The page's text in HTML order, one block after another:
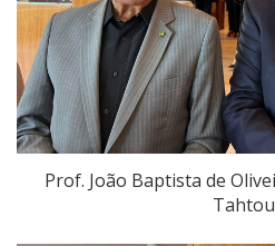
Prof. João Baptista de